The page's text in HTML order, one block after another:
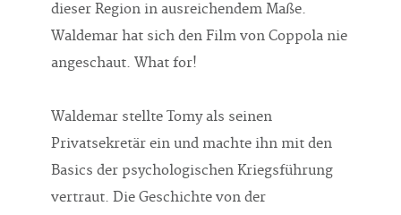
dieser Region in ausreichendem Maße.
Waldemar hat sich den Film von Coppola nie
angeschaut. What for!
Waldemar stellte Tomy als seinen
Privatsekretär ein und machte ihn mit den
Basics der psychologischen Kriegsführung
vertraut. Die Geschichte von der